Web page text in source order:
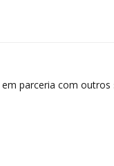
em parceria com outros